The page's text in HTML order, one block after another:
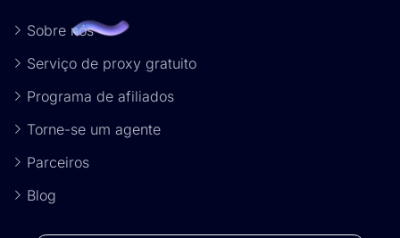
Sobre nós
Serviço de proxy gratuito
Programa de afiliados
Torne-se um agente
Parceiros
Blog